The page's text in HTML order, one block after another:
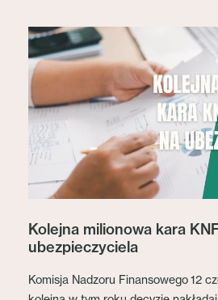
Kolejna milionowa kara
ubezpieczyciela
Komisja Nadzoru Finansowego 12